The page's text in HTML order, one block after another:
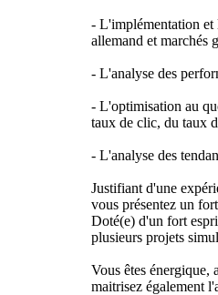
- L'implémentation et
allemand et marchés
- L'analyse des
- L'optimisation au
taux de clic, du taux
- L'analyse des
Justifiant d'une
vous présentez un
Doté(e) d'un fort
plusieurs projets
Vous êtes énergique,
maitrisez également